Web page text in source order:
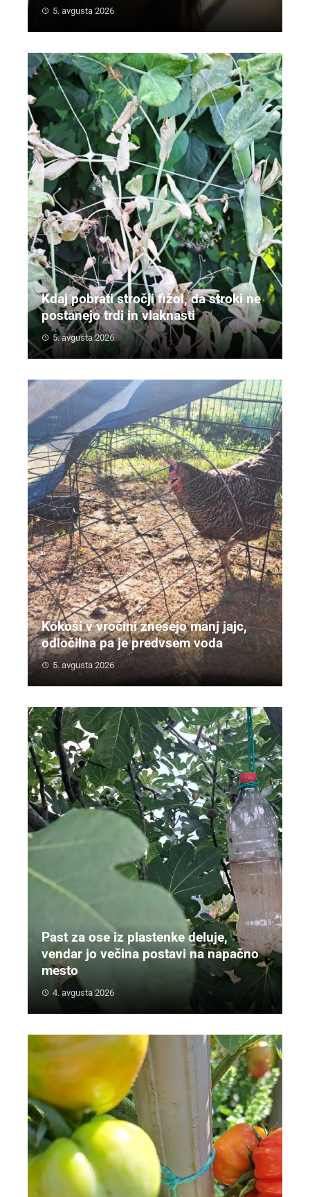
5. avgusta 2026
Kdaj pobrati stročji fižol, da stroki ne
postanejo trdi in vlaknasti
5. avgusta 2026
Kokoši v vročini znesejo manj jajc,
odločilna pa je predvsem voda
5. avgusta 2026
Past za ose iz plastenke deluje,
vendar jo večina postavi na napačno
mesto
4. avgusta 2026